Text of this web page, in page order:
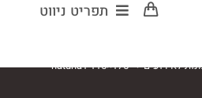
תפריט ניווט
לאירועים >
hatuna1 115×175